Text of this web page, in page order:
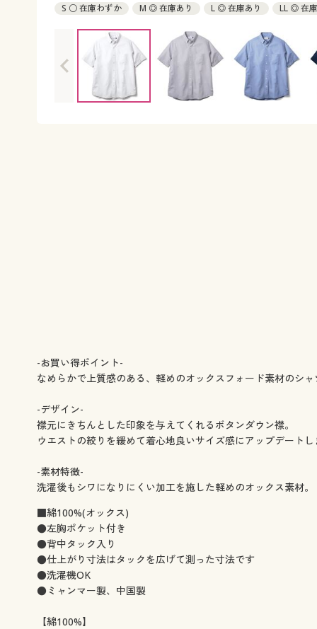
S ○ 在庫わずか M ◎ 在庫あり L ◎ 在庫あり LL ◎ 在
-お買い得ポイント-
なめらかで上質感のある、軽めのオックスフォード素材のシャ
-デザイン-
襟元にきちんとした印象を与えてくれるボタンダウン襟。
ウエストの絞りを緩めて着心地良いサイズ感にアップデートし
-素材特徴-
洗濯後もシワになりにくい加工を施した軽めのオックス素材。
■綿100%(オックス)
●左胸ポケット付き
●背中タック入り
●仕上がり寸法はタックを広げて測った寸法です
●洗濯機OK
●ミャンマー製、中国製
【綿100%】